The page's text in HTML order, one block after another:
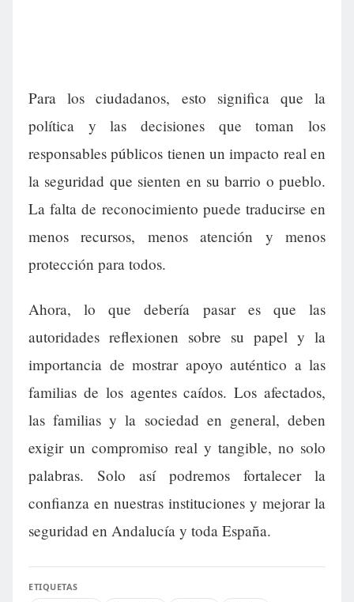
Para los ciudadanos, esto significa que la
política y las decisiones que toman los
responsables públicos tienen un impacto real en
la seguridad que sienten en su barrio o pueblo.
La falta de reconocimiento puede traducirse en
menos recursos, menos atención y menos
protección para todos.
Ahora, lo que debería pasar es que las
autoridades reflexionen sobre su papel y la
importancia de mostrar apoyo auténtico a las
familias de los agentes caídos. Los afectados,
las familias y la sociedad en general, deben
exigir un compromiso real y tangible, no solo
palabras. Solo así podremos fortalecer la
confianza en nuestras instituciones y mejorar la
seguridad en Andalucía y toda España.
ETIQUETAS